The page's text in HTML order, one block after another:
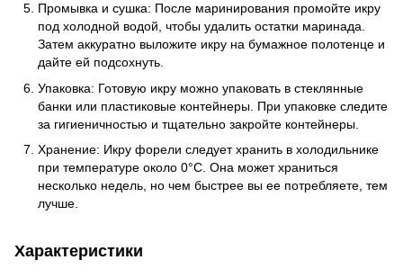
Промывка и сушка: После маринирования промойте икру
под холодной водой, чтобы удалить остатки маринада.
Затем аккуратно выложите икру на бумажное полотенце и
дайте ей подсохнуть.
Упаковка: Готовую икру можно упаковать в стеклянные
банки или пластиковые контейнеры. При упаковке следите
за гигиеничностью и тщательно закройте контейнеры.
Хранение: Икру форели следует хранить в холодильнике
при температуре около 0°C. Она может храниться
несколько недель, но чем быстрее вы ее потребляете, тем
лучше.
Характеристики